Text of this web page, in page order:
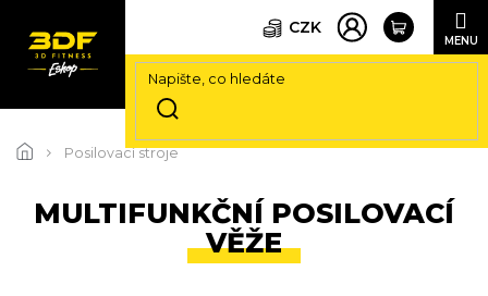
na
CZK
Posilovací stroje
MULTIFUNKČNÍ POSILOVACÍ
VĚŽE